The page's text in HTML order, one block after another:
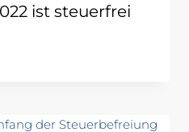
ist steuerfrei